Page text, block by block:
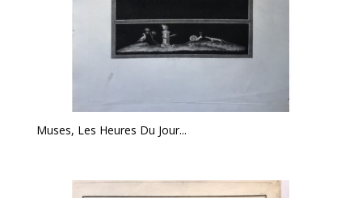
Muses, Les Heures Du Jour...